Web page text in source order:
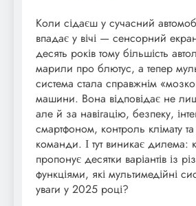
Коли сідаєш у сучасний
впадає у вічі — сенсорний
десять років тому більшість
марили про блютус, а тепер
система стала справжнім
машини. Вона відповідає не
але й за навігацію, безпеку,
смартфоном, контроль клімату та
команди. І тут виникає дилема:
пропонує десятки варіантів із
функціями, які мультимедійні
уваги у 2025 році?